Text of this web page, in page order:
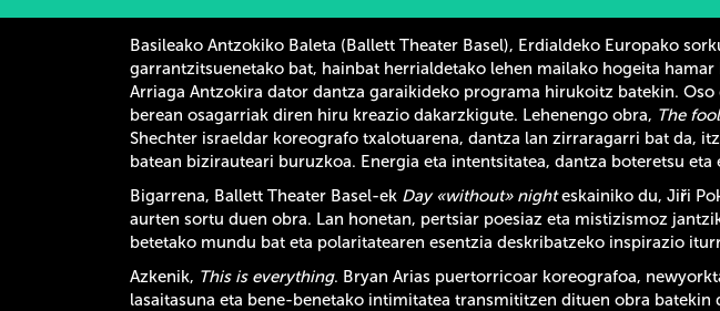
Basileako Antzokiko Baleta (Ballett Theater Basel), Erdialdeko Europako
garrantzitsuenetako bat, hainbat herrialdetako lehen mailako hogeita hamar
Arriaga Antzokira dator dantza garaikideko programa hirukoitz batekin. Oso
berean osagarriak diren hiru kreazio dakarzkigute. Lehenengo obra, The
Shechter israeldar koreografo txalotuarena, dantza lan zirraragarri bat da,
batean bizirauteari buruzkoa. Energia eta intentsitatea, dantza boteretsu eta
Bigarrena, Ballett Theater Basel-ek Day «without» nighteskainiko du, Jiři
aurten sortu duen obra. Lan honetan, pertsiar poesiaz eta mistizismoz
betetako mundu bat eta polaritatearen esentzia deskribatzeko inspirazio
Azkenik, This is everything. Bryan Arias puertorricoar koreografoa,
lasaitasuna eta bene-benetako intimitatea transmititzen dituen obra batekin